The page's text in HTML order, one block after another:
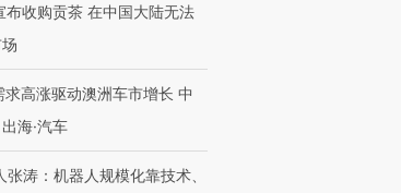
布收购贡茶 在中国大陆无法
求高涨驱动澳洲车市增长 中
海·汽车
张涛：机器人规模化靠技术、